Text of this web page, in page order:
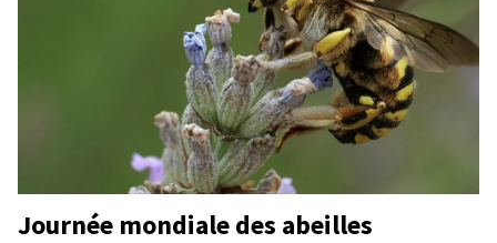
Journée mondiale des abeilles